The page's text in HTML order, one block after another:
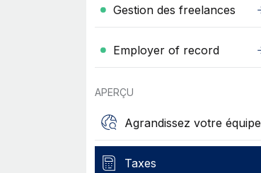
Gestion des freelances
Employer of record
APERÇU
Agrandissez votre équipe
Taxes